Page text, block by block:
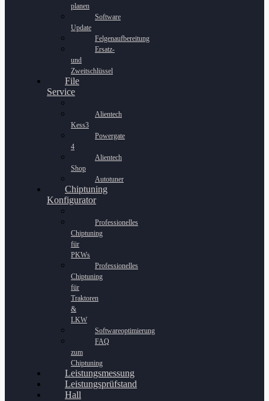
planen
Software
Update
Felgenaufbereitung
Ersatz-
und
Zweitschlüssel
File
Service
Alientech
Kess3
Powergate
4
Alientech
Shop
Autotuner
Chiptuning
Konfigurator
Professionelles
Chiptuning
für
PKWs
Professionelles
Chiptuning
für
Traktoren
&
LKW
Softwareoptimierung
FAQ
zum
Chiptuning
Leistungsmessung
Leistungsprüfstand
Hall